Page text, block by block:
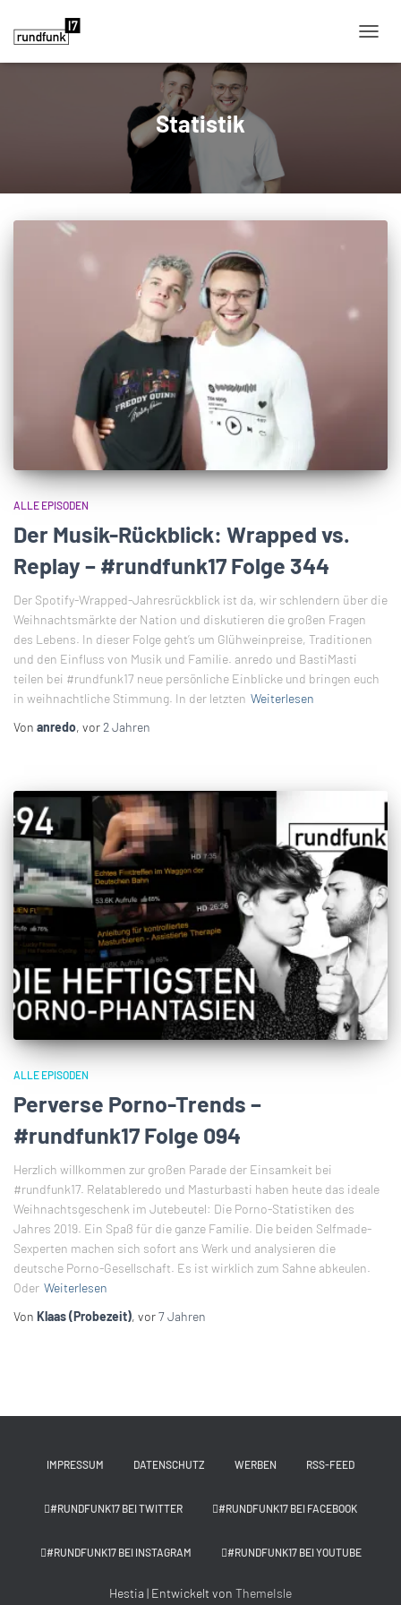
Statistik
ALLE EPISODEN
Der Musik-Rückblick: Wrapped vs.
Replay – #rundfunk17 Folge 344
Der Spotify-Wrapped-Jahresrückblick ist da, wir schlendern über die
Weihnachtsmärkte der Nation und diskutieren die großen Fragen
des Lebens. In dieser Folge geht’s um Glühweinpreise, Traditionen
und den Einfluss von Musik und Familie. anredo und BastiMasti
teilen bei #rundfunk17 neue persönliche Einblicke und bringen euch
in weihnachtliche Stimmung. In der letzten Weiterlesen
Von anredo, vor 2 Jahren
ALLE EPISODEN
Perverse Porno-Trends –
#rundfunk17 Folge 094
Herzlich willkommen zur großen Parade der Einsamkeit bei
#rundfunk17. Relatableredo und Masturbasti haben heute das ideale
Weihnachtsgeschenk im Jutebeutel: Die Porno-Statistiken des
Jahres 2019. Ein Spaß für die ganze Familie. Die beiden Selfmade-
Sexperten machen sich sofort ans Werk und analysieren die
deutsche Porno-Gesellschaft. Es ist wirklich zum Sahne abkeulen.
Oder Weiterlesen
Von Klaas (Probezeit), vor7 Jahren
IMPRESSUM DATENSCHUTZ WERBEN RSS-FEED
#RUNDFUNK17 BEI TWITTER #RUNDFUNK17 BEI FACEBOOK
#RUNDFUNK17 BEI INSTAGRAM #RUNDFUNK17 BEI YOUTUBE
Hestia | Entwickelt von ThemeIsle